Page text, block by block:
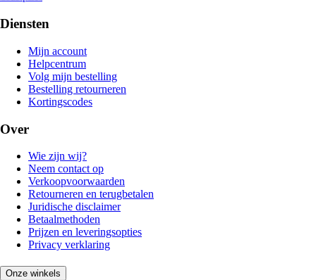
Diensten
Mijn account
Helpcentrum
Volg mijn bestelling
Bestelling retourneren
Kortingscodes
Over
Wie zijn wij?
Neem contact op
Verkoopvoorwaarden
Retourneren en terugbetalen
Juridische disclaimer
Betaalmethoden
Prijzen en leveringsopties
Privacy verklaring
Onze winkels